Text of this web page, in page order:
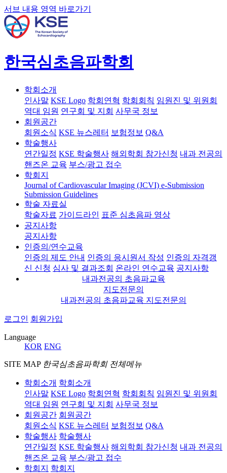
서브 내용 영역 바로가기
한국심초음파학회
학회소개
인사말 KSE Logo 학회연혁 학회회칙 임원진 및 위원회
역대 임원 연구회 및 지회 사무국 정보
회원공간
회원소식 KSE 뉴스레터 보험정보 Q&A
학술행사
연간일정 KSE 학술행사 해외학회 참가신청 내과 전공의
핸즈온 교육 부스/광고 접수
학회지
Journal of Cardiovascular Imaging (JCVI) e-Submission
Submission Guidelines
학술 자료실
학술자료 가이드라인 표준 심초음파 영상
공지사항
공지사항
인증의/연수교육
인증의 제도 안내 인증의 응시원서 작성 인증의 자격갱
신 신청 심사 및 결과조회 온라인 연수교육 공지사항
내과전공의 초음파교육
지도전문의
내과전공의 초음파교육 지도전문의
로그인 회원가입
Language
KOR ENG
SITE MAP 한국심초음파학회 전체메뉴
학회소개 학회소개
인사말 KSE Logo 학회연혁 학회회칙 임원진 및 위원회
역대 임원 연구회 및 지회 사무국 정보
회원공간 회원공간
회원소식 KSE 뉴스레터 보험정보 Q&A
학술행사 학술행사
연간일정 KSE 학술행사 해외학회 참가신청 내과 전공의
핸즈온 교육 부스/광고 접수
학회지
학회지